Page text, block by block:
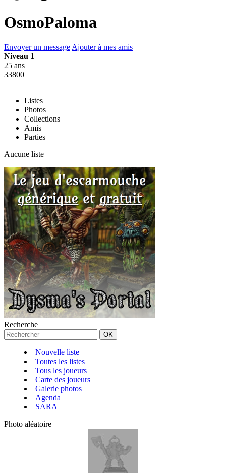
OsmoPaloma
Envoyer un message Ajouter à mes amis
Niveau 1
25 ans
33800
Listes
Photos
Collections
Amis
Parties
Aucune liste
Recherche
Nouvelle liste
Toutes les listes
Tous les joueurs
Carte des joueurs
Galerie photos
Agenda
SARA
Photo aléatoire